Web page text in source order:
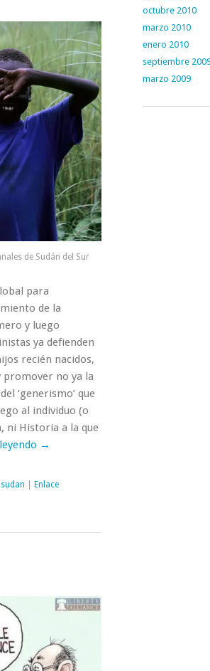
de Sudán del Sur
para
de la
y luego
ya defienden
recién nacidos,
promover no ya la
‘generismo’ que
al individuo (o
ni Historia a la que
→
sudan
Enlace
octubre 2010
marzo 2010
enero 2010
septiembre
marzo 2009